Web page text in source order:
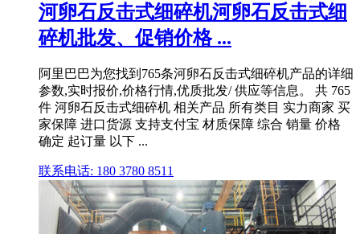
河卵石反击式细碎机河卵石反击式细
碎机批发、促销价格 ...
阿里巴巴为您找到765条河卵石反击式细碎机产品的详细
参数,实时报价,价格行情,优质批发/ 供应等信息。 共 765
件 河卵石反击式细碎机 相关产品 所有类目 实力商家 买
家保障 进口货源 支持支付宝 材质保障 综合 销量 价格
确定 起订量 以下 ...
联系电话: 180 3780 8511